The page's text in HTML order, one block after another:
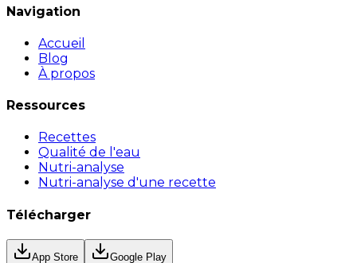
Navigation
Accueil
Blog
À propos
Ressources
Recettes
Qualité de l'eau
Nutri-analyse
Nutri-analyse d'une recette
Télécharger
App Store Google Play